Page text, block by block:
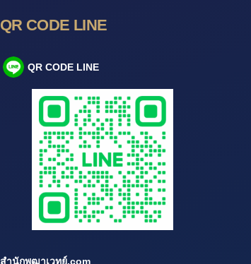
QR CODE LINE
QR CODE LINE
สำนักพุฒาเวทย์.com